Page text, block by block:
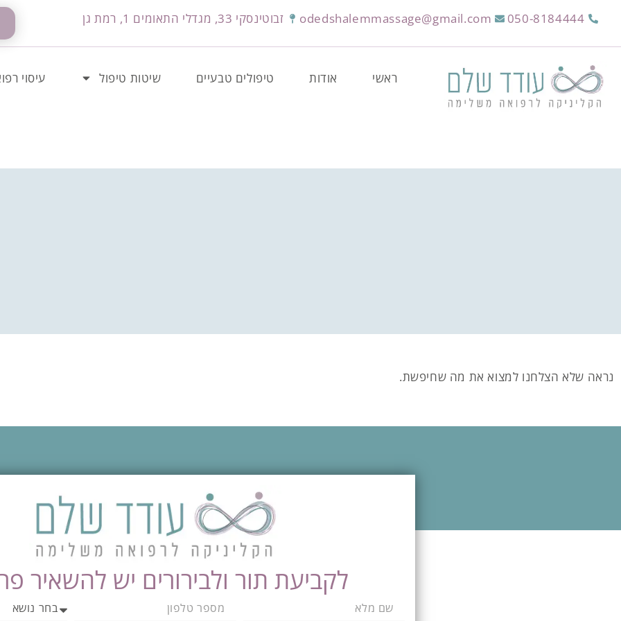
050-8184444
odedshalemmassage@gmail.com זבוטינסקי 33, מגדלי התאומים 1, רמת גן
ראשי אודות טיפולים טבעיים שיטות טיפול עיסוי
נראה שלא הצלחנו למצוא את מה שחיפשת.
לקביעת תור ולבירורים יש להשאיר